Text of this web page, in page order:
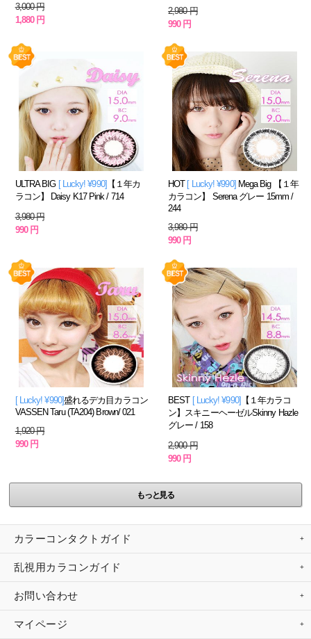
3,000 円
1,880 円
2,980 円
990 円
ULTRA BIG[ Lucky! ¥990] 【１年カ
ラコン】 Daisy K17 Pink / 714
3,980 円
990 円
HOT[ Lucky! ¥990] Mega Big 【１年
カラコン】 Serena グレー 15mm /
244
3,980 円
990 円
[ Lucky! ¥990]盛れるデカ目カラコン
VASSEN Taru (TA204) Brown/ 021
1,920 円
990 円
BEST[ Lucky! ¥990] 【１年カラコ
ン】スキニーヘーゼルSkinny Hazle
グレー / 158
2,900 円
990 円
もっと見る
カラーコンタクトガイド
乱視用カラコンガイド
お問い合わせ
マイページ